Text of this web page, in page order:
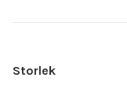
Storlek